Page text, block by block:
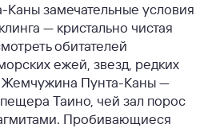
замечательные условия
— кристально чистая
обитателей
ежей, звезд, редких
Жемчужина Пунта-Каны —
Таино, чей зал порос
Пробивающиеся